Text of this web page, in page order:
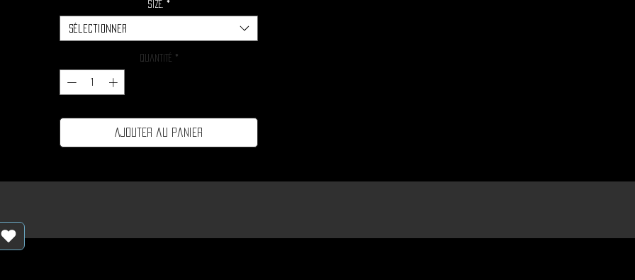
Size. *
Sélectionner
Quantité *
Ajouter au panier